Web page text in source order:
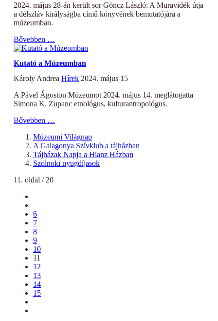
2024. május 28-án került sor Göncz László: A Muravidék útja
a délszláv királyságba című könyvének bemutatójára a
múzeumban.
Bővebben …
Kutató a Múzeumban
Károly Andrea Hírek 2024. május 15
A Pável Ágoston Múzeumot 2024. május 14. meglátogatta
Simona K. Zupanc etnológus, kulturantropológus.
Bővebben …
Múzeumi Világnap
A Galagonya Szívklub a tájházban
Tájházak Napja a Hianz Házban
Szolnoki nyugdíjasok
11. oldal / 20
6
7
8
9
10
11
12
13
14
15